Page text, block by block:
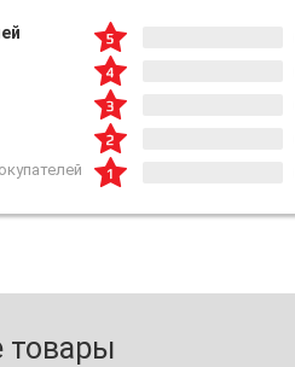
товары